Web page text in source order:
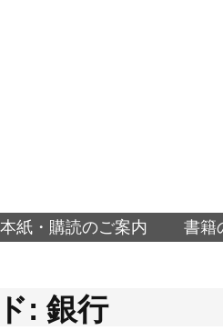
紙・購読のご案内 書籍
: 銀行